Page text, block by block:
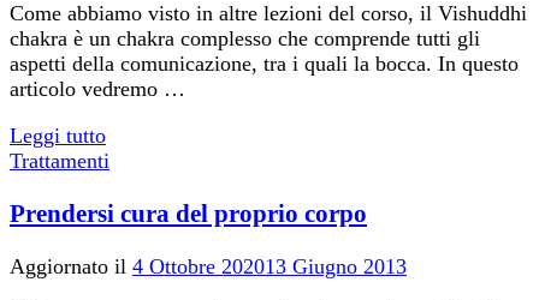
Come abbiamo visto in altre lezioni del corso, il Vishuddhi
chakra è un chakra complesso che comprende tutti gli
aspetti della comunicazione, tra i quali la bocca. In questo
articolo vedremo …
Leggi tutto
Trattamenti
Prendersi cura del proprio corpo
Aggiornato il 4 Ottobre 202013 Giugno 2013